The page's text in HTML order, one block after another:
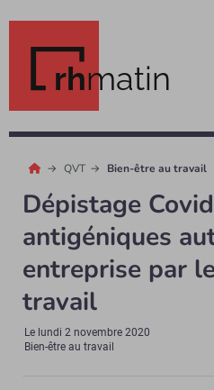
rhmatin
QVT Bien-être au travail
Dépistage
antigéniques
entreprise par
travail
Le lundi 2 novembre 2020
Bien-être au travail